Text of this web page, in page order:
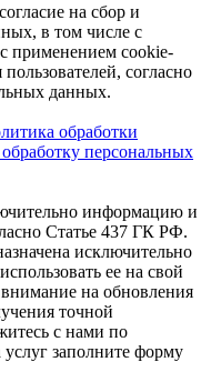
на сбор и
в том числе с
применением cookie-
согласно
данных.
обработки
персональных
информацию и
Статье 437 ГК РФ.
исключительно
ее на свой
на обновления
точной
с нами по
услуг заполните форму